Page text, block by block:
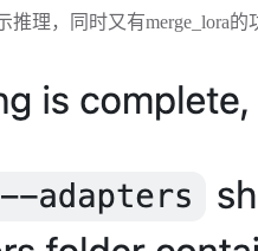
推理，同时又有merge_lora的